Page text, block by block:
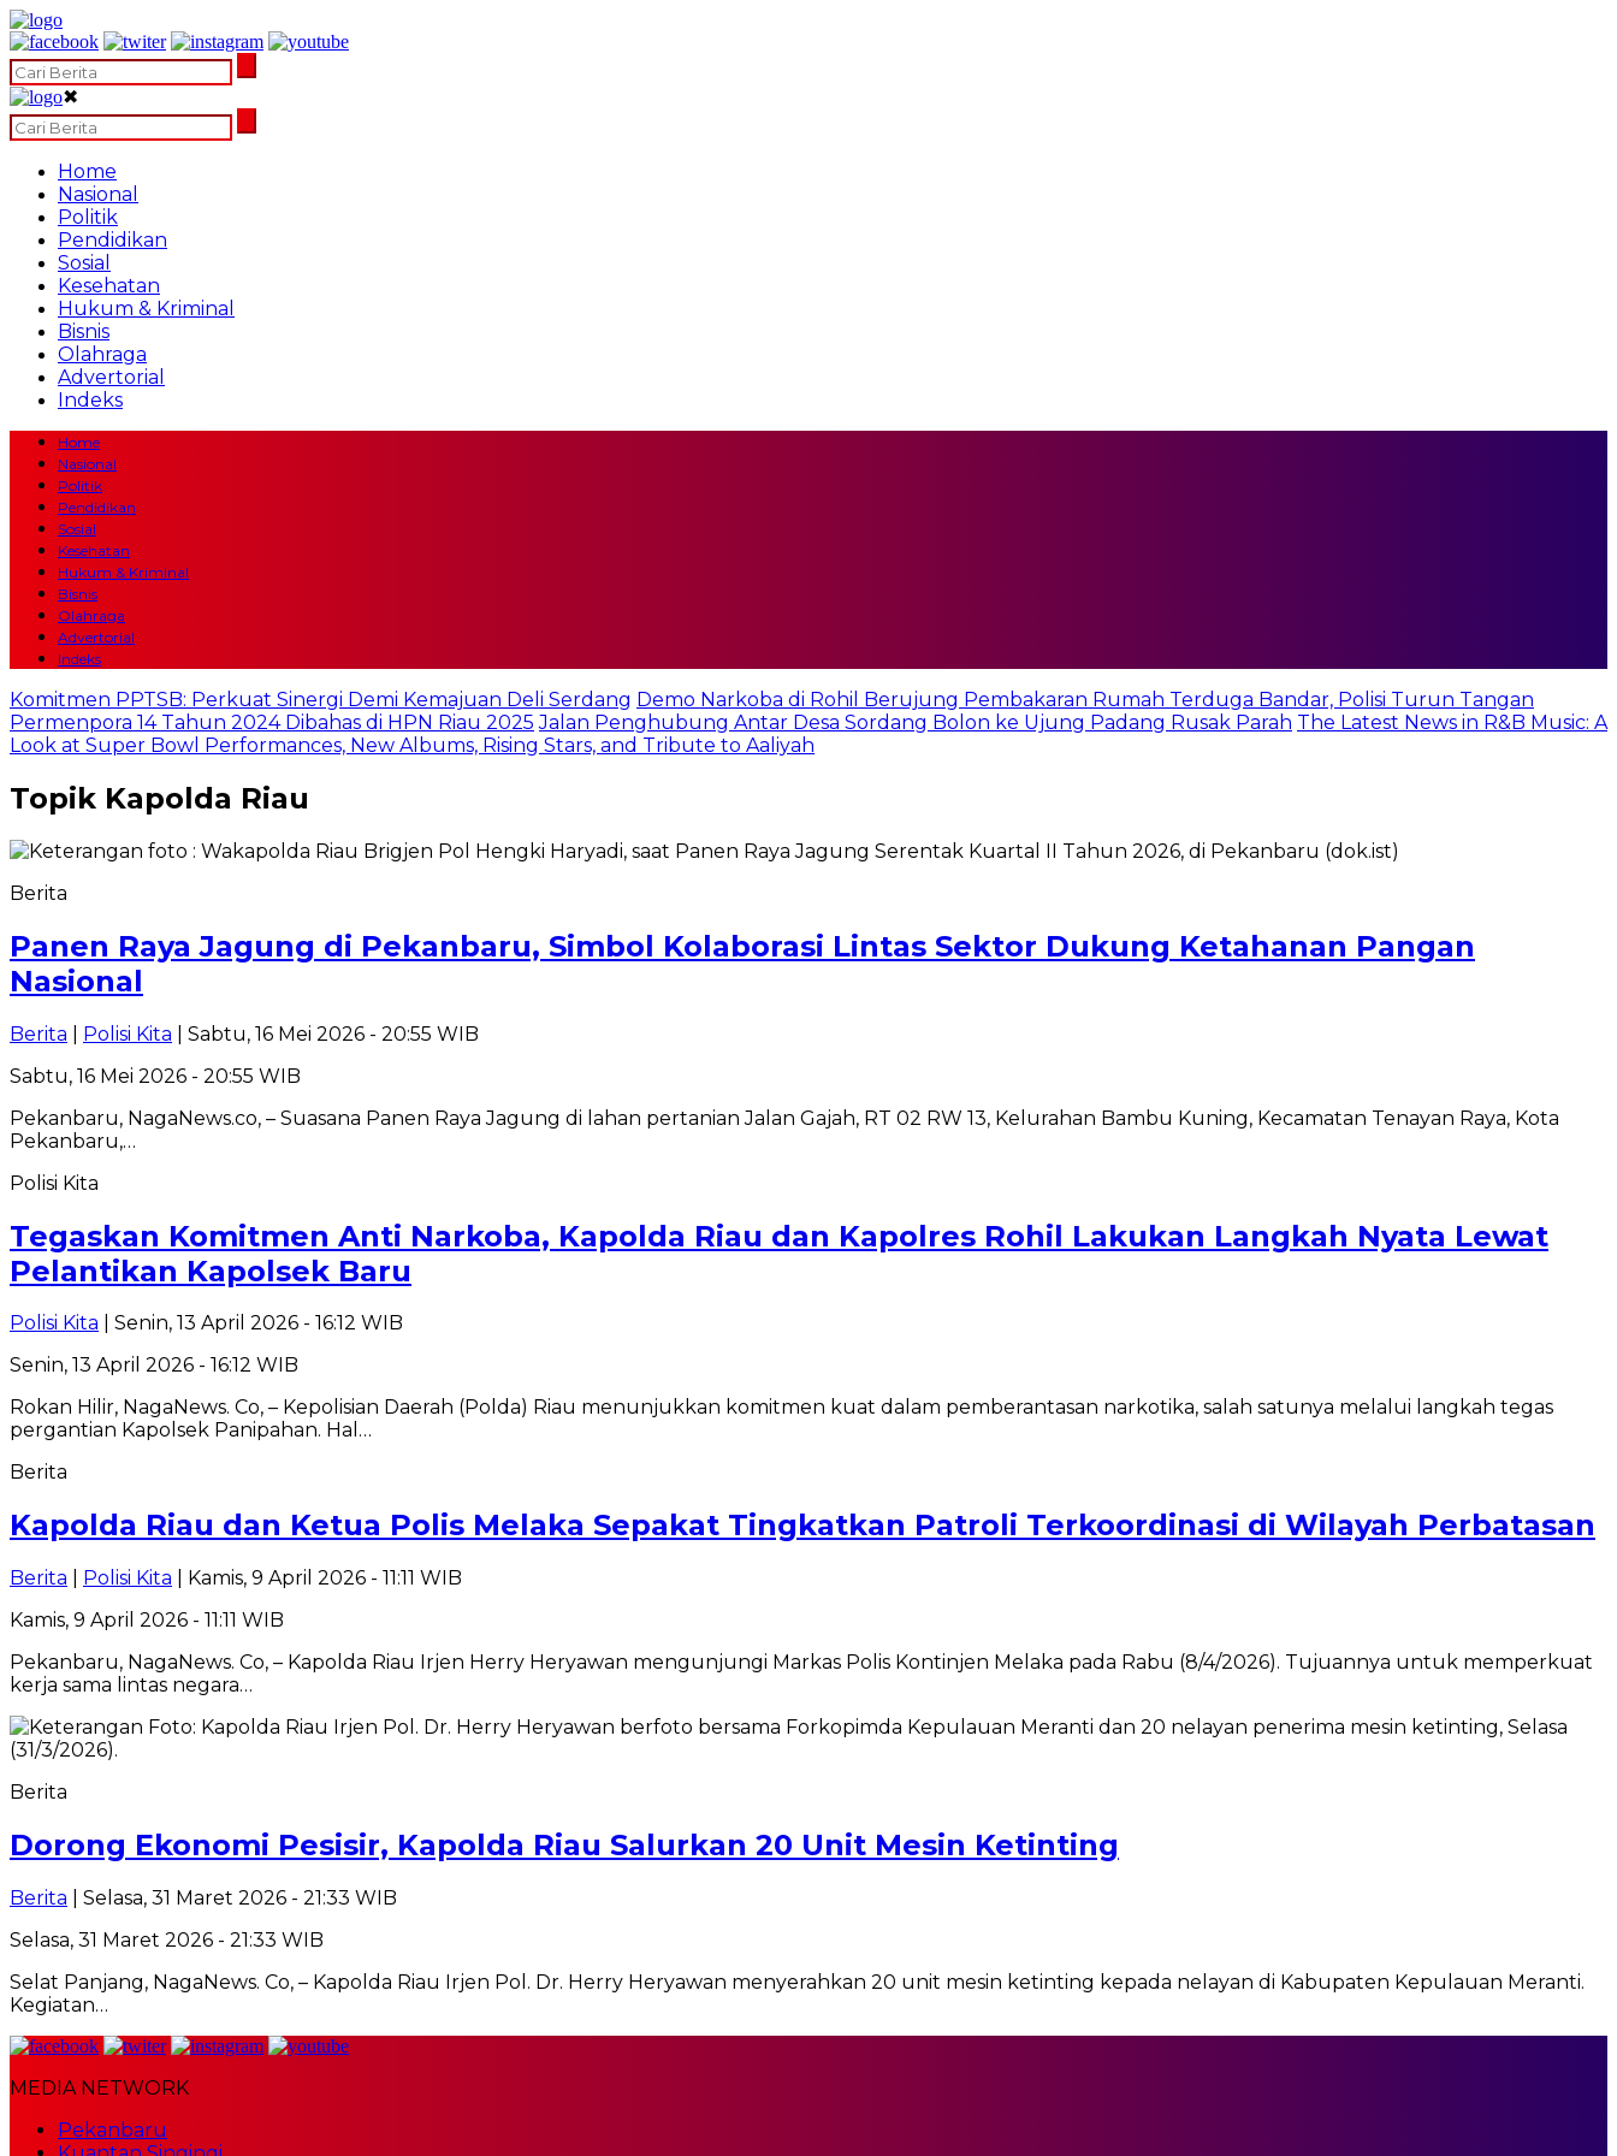
✖
Home
Nasional
Politik
Pendidikan
Sosial
Kesehatan
Hukum & Kriminal
Bisnis
Olahraga
Advertorial
Indeks
Home
Nasional
Politik
Pendidikan
Sosial
Kesehatan
Hukum & Kriminal
Bisnis
Olahraga
Advertorial
Indeks
Komitmen PPTSB: Perkuat Sinergi Demi Kemajuan Deli Serdang Demo Narkoba di Rohil Berujung Pembakaran Rumah Terduga Bandar, Polisi Turun Tangan
Permenpora 14 Tahun 2024 Dibahas di HPN Riau 2025 Jalan Penghubung Antar Desa Sordang Bolon ke Ujung Padang Rusak Parah The Latest News in R&B Music: A
Look at Super Bowl Performances, New Albums, Rising Stars, and Tribute to Aaliyah
Topik Kapolda Riau
Berita
Panen Raya Jagung di Pekanbaru, Simbol Kolaborasi Lintas Sektor Dukung Ketahanan Pangan
Nasional
Berita Polisi Kita | Sabtu, 16 Mei 2026 - 20:55 WIB
Sabtu, 16 Mei 2026 - 20:55 WIB
Pekanbaru, NagaNews.co, – Suasana Panen Raya Jagung di lahan pertanian Jalan Gajah, RT 02 RW 13, Kelurahan Bambu Kuning, Kecamatan Tenayan Raya, Kota
Pekanbaru,…
Polisi Kita
Tegaskan Komitmen Anti Narkoba, Kapolda Riau dan Kapolres Rohil Lakukan Langkah Nyata Lewat
Pelantikan Kapolsek Baru
Polisi Kita | Senin, 13 April 2026 - 16:12 WIB
Senin, 13 April 2026 - 16:12 WIB
Rokan Hilir, NagaNews. Co, – Kepolisian Daerah (Polda) Riau menunjukkan komitmen kuat dalam pemberantasan narkotika, salah satunya melalui langkah tegas
pergantian Kapolsek Panipahan. Hal…
Berita
Kapolda Riau dan Ketua Polis Melaka Sepakat Tingkatkan Patroli Terkoordinasi di Wilayah Perbatasan
Berita Polisi Kita | Kamis, 9 April 2026 - 11:11 WIB
Kamis, 9 April 2026 - 11:11 WIB
Pekanbaru, NagaNews. Co, – Kapolda Riau Irjen Herry Heryawan mengunjungi Markas Polis Kontinjen Melaka pada Rabu (8/4/2026). Tujuannya untuk memperkuat
kerja sama lintas negara…
Berita
Dorong Ekonomi Pesisir, Kapolda Riau Salurkan 20 Unit Mesin Ketinting
Berita | Selasa, 31 Maret 2026 - 21:33 WIB
Selasa, 31 Maret 2026 - 21:33 WIB
Selat Panjang, NagaNews. Co, – Kapolda Riau Irjen Pol. Dr. Herry Heryawan menyerahkan 20 unit mesin ketinting kepada nelayan di Kabupaten Kepulauan Meranti.
Kegiatan…
MEDIA NETWORK
Pekanbaru